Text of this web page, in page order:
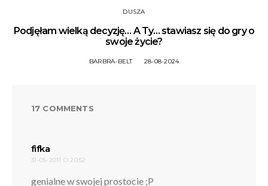
DUSZA
Podjęłam wielką decyzję… A Ty… stawiasz się do gry o
swoje życie?
BARBRA-BELT 28-08-2024
17 COMMENTS
fifka
31-05-2011 O 20:52
genialne w swojej prostocie ;P